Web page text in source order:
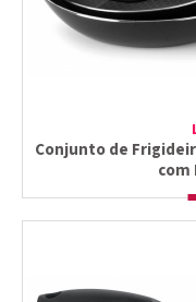
Conjunto de
com